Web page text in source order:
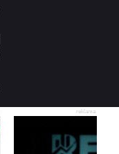
reklama